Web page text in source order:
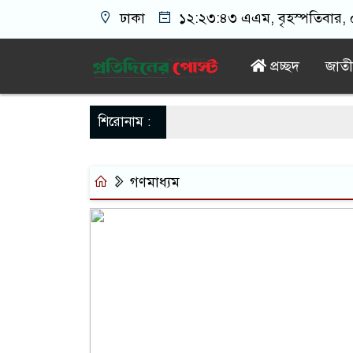
ঢাকা ১২:২৩:৪৩ এএম, বৃহস্পতিবার,
প্রচ্ছদ
শিরোনাম :
গণমাধ্যম